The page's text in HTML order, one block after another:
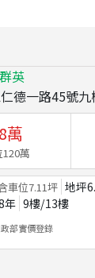
英
德一路45號九
萬
120萬
車位7.11坪 地坪
年 9樓/13樓
部實價登錄